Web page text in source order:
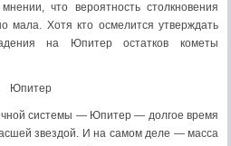
что вероятность столкновения
мала. Хотя кто осмелится утверждать
на Юпитер остатков кометы
Юпитер
системы — Юпитер — долгое время
звездой. И на самом деле — масса